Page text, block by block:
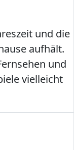
und die
aufhält.
und
vielleicht